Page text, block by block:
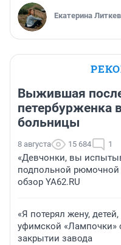
Екатерина
Выжившая
петербурженка
больницы
8 августа 15 684 1
«Девчонки, вы
подпольной рюмочной
обзор YA62.RU
«Я потерял жену,
уфимской «Лампочки»
закрытии завода